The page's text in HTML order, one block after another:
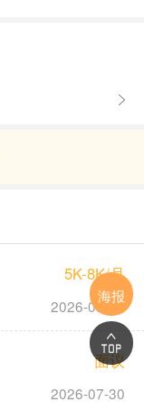
5K-8K/月
2026-08-04
面议
2026-07-30
海报